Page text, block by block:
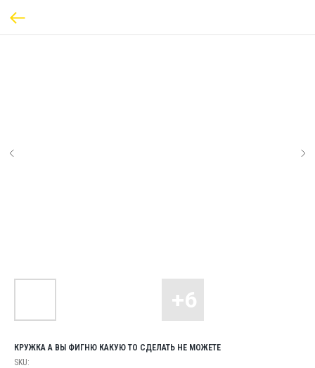
КРУЖКА А ВЫ ФИГНЮ КАКУЮ ТО СДЕЛАТЬ НЕ МОЖЕТЕ
SKU: